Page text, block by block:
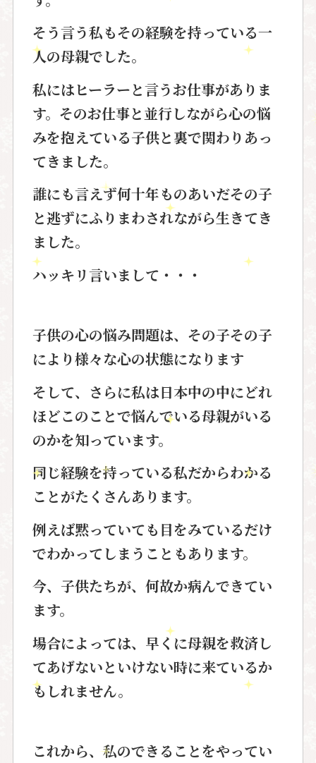
そう言う私もその経験を持っている一
人の母親でした。
私にはヒーラーと言うお仕事がありま
す。そのお仕事と並行しながら心の悩
みを抱えている子供と裏で関わりあっ
てきました。
誰にも言えず何十年ものあいだその子
と逃ずにふりまわされながら生きてき
ました。
ハッキリ言いまして・・・
子供の心の悩み問題は、その子その子
により様々な心の状態になります
そして、さらに私は日本中の中にどれ
ほどこのことで悩んでいる母親がいる
のかを知っています。
同じ経験を持っている私だからわかる
ことがたくさんあります。
例えば黙っていても目をみているだけ
でわかってしまうこともあります。
今、子供たちが、何故か病んできてい
ます。
場合によっては、早くに母親を救済し
てあげないといけない時に来ているか
もしれません。
これから、私のできることをやってい